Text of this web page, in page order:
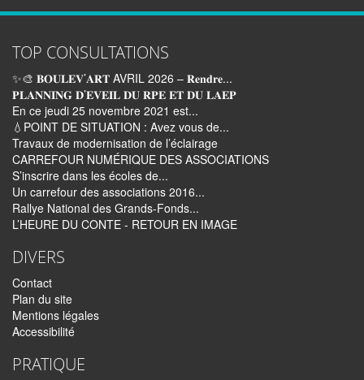
TOP CONSULTATIONS
✨🎨 𝐁𝐎𝐔𝐋𝐄𝐕’𝐀𝐑𝐓 AVRIL 2026 – 𝐑𝐞𝐧𝐝𝐫𝐞...
𝐏𝐋𝐀𝐍𝐍𝐈𝐍𝐆 𝐃’𝐄𝐕𝐄𝐈𝐋 𝐃𝐔 𝐑𝐏𝐄 𝐄𝐓 𝐃𝐔 𝐋𝐀𝐄𝐏
En ce jeudi 25 novembre 2021 est...
💧POINT DE SITUATION : Avez vous de...
Travaux de modernisation de l’éclairage
CARREFOUR NUMÉRIQUE DES ASSOCIATIONS
S’inscrire dans les écoles de...
Un carrefour des associations 2016...
Rallye National des Grands-Fonds...
L’HEURE DU CONTE - RETOUR EN IMAGE
DIVERS
Contact
Plan du site
Mentions légales
Accessibilité
PRATIQUE